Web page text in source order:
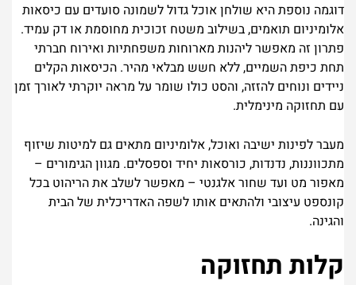
דוגמה נוספת היא שולחן אוכל גדול לשמונה סועדים עם כיסאות
אלומיניום תואמים, בשילוב משטח זכוכית מחוסמת או דק עמיד.
פתרון זה מאפשר ליהנות מארוחות משפחתיות ואירוח חברתי
תחת כיפת השמיים, ללא חשש מבלאי מהיר. הכיסאות הקלים
ניידים ונוחים להזזה, והסט כולו שומר על מראה יוקרתי לאורך זמן
עם תחזוקה מינימלית.
מעבר לפינות ישיבה ואוכל, אלומיניום מתאים גם למיטות שיזוף
מתכווננות, נדנדות, כורסאות יחיד וספסלים. מגוון הגימורים –
מאפור מט ועד שחור אלגנטי – מאפשר לשלב את הריהוט בכל
קונספט עיצובי ולהתאים אותו לשפה האדריכלית של הבית
והגינה.
קלות תחזוקה